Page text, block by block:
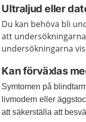
Ultraljud eller
Du kan behöva bli
att
undersökningarna
Kan förväxlas
Symtomen på
livmodern eller
att säkerställa att